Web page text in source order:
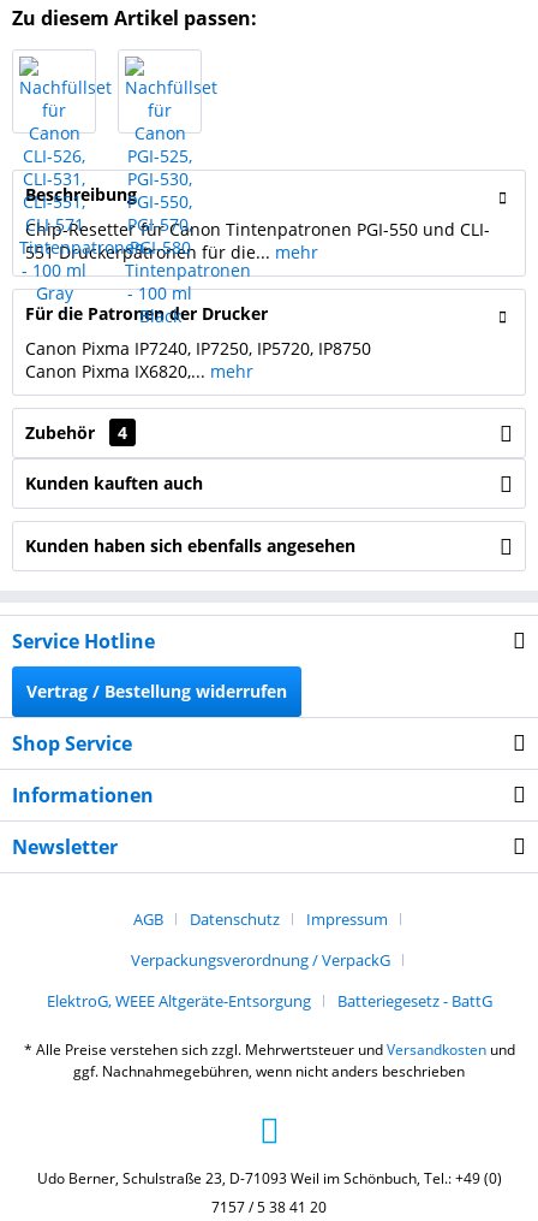
Zu diesem Artikel passen:
Beschreibung
Chip-Resetter für Canon Tintenpatronen PGI-550 und CLI-
551 Druckerpatronen für die... mehr
Für die Patronen der Drucker
Canon Pixma IP7240, IP7250, IP5720, IP8750
Canon Pixma IX6820,... mehr
Zubehör 4
Kunden kauften auch
Kunden haben sich ebenfalls angesehen
Service Hotline
Vertrag / Bestellung widerrufen
Shop Service
Informationen
Newsletter
AGB Datenschutz
Impressum
Verpackungsverordnung / VerpackG
ElektroG, WEEE Altgeräte-Entsorgung
Batteriegesetz - BattG
* Alle Preise verstehen sich zzgl. Mehrwertsteuer undVersandkostenund
ggf. Nachnahmegebühren, wenn nicht anders beschrieben
Udo Berner, Schulstraße 23, D-71093 Weil im Schönbuch, Tel.: +49 (0)
7157 / 5 38 41 20